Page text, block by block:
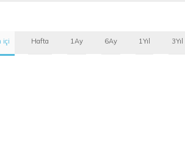
içi Hafta 1Ay 6Ay 1Yıl 3Yıl